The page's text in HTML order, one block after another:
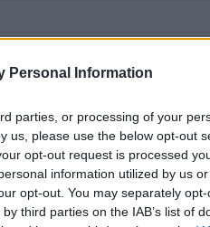
Personal Information
parties, or processing of your
us, please use the below opt-out
opt-out request is processed
information utilized by us
opt-out. You may separately
third parties on the IAB’s list of
M PKT Z R P
24 55 17 4 3 85-